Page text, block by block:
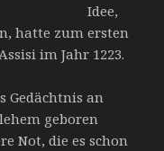
Idee,
hatte zum ersten
im Jahr 1223.
Gedächtnis an
geboren
Not, die es schon